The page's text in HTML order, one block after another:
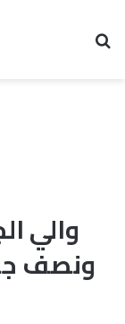
والي
ونصف